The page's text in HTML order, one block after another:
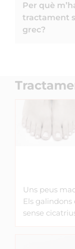
Per què
tractament
grec?
Uns peus
Els galindons
sense